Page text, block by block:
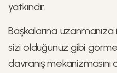
yatkındır.
Başkalarına
sizi olduğunuz gibi
davranış